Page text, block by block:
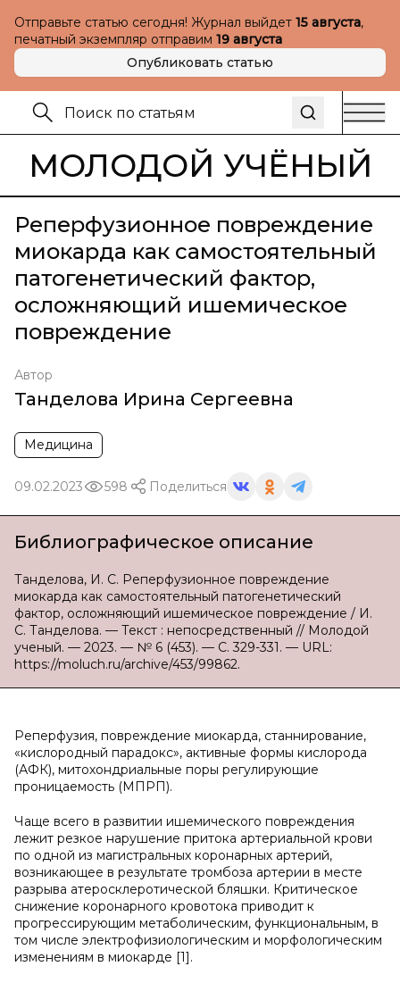
Отправьте статью сегодня! Журнал выйдет 15 августа,
печатный экземпляр отправим 19 августа
Опубликовать статью
МОЛОДОЙ УЧЁНЫЙ
Реперфузионное повреждение
миокарда как самостоятельный
патогенетический фактор,
осложняющий ишемическое
повреждение
Автор
Танделова Ирина Сергеевна
Медицина
09.02.2023 598 Поделиться
Библиографическое описание
Танделова, И. С. Реперфузионное повреждение
миокарда как самостоятельный патогенетический
фактор, осложняющий ишемическое повреждение / И.
С. Танделова. — Текст : непосредственный // Молодой
ученый. — 2023. — № 6 (453). — С. 329-331. — URL:
https://moluch.ru/archive/453/99862.
Реперфузия, повреждение миокарда, станнирование,
«кислородный парадокс», активные формы кислорода
(АФК), митохондриальные поры регулирующие
проницаемость (МПРП).
Чаще всего в развитии ишемического повреждения
лежит резкое нарушение притока артериальной крови
по одной из магистральных коронарных артерий,
возникающее в результате тромбоза артерии в месте
разрыва атеросклеротической бляшки. Критическое
снижение коронарного кровотока приводит к
прогрессирующим метаболическим, функциональным, в
том числе электрофизиологическим и морфологическим
изменениям в миокарде [1].